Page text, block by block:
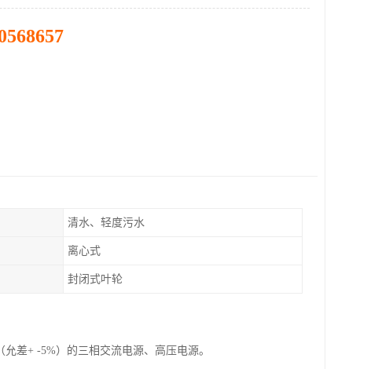
清水、轻度污水
离心式
封闭式叶轮
差+ -5%）的三相交流电源、高压电源。